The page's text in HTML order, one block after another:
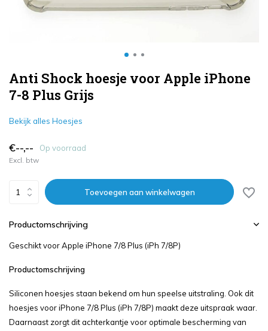
Anti Shock hoesje voor Apple iPhone
7-8 Plus Grijs
Bekijk alles Hoesjes
€--,-- Op voorraad
Excl. btw
Toevoegen aan winkelwagen
Productomschrijving
Geschikt voor Apple iPhone 7/8 Plus (iPh 7/8P)
Productomschrijving
Siliconen hoesjes staan bekend om hun speelse uitstraling. Ook dit
hoesjes voor iPhone 7/8 Plus (iPh 7/8P) maakt deze uitspraak waar.
Daarnaast zorgt dit achterkantje voor optimale bescherming van